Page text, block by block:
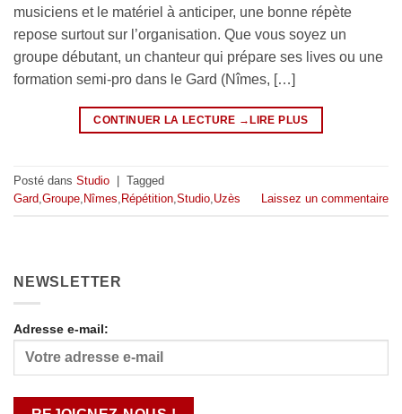
musiciens et le matériel à anticiper, une bonne répète
repose surtout sur l’organisation. Que vous soyez un
groupe débutant, un chanteur qui prépare ses lives ou une
formation semi-pro dans le Gard (Nîmes, […]
CONTINUER LA LECTURE →
Posté dans Studio
Tagged
Gard Groupe Nîmes Répétition Studio Uzès Laissez un commentaire
NEWSLETTER
Adresse e-mail: